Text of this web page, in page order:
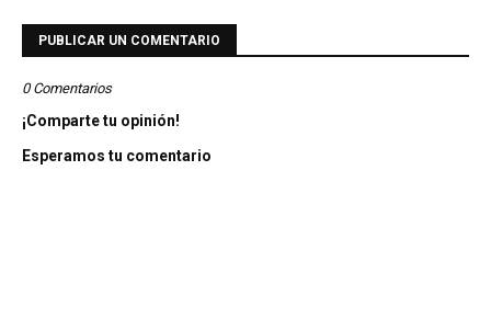
PUBLICAR UN COMENTARIO
0 Comentarios
¡Comparte tu opinión!
Esperamos tu comentario